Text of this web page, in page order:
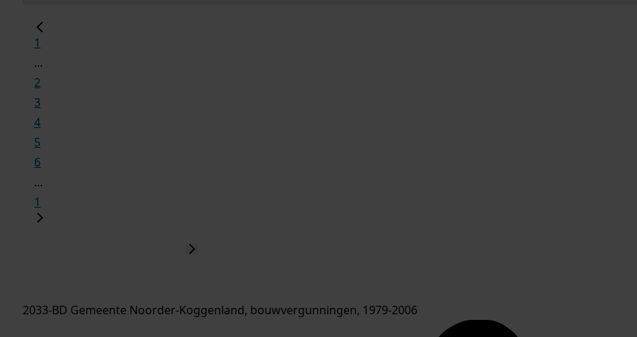
1
...
2
3
4
5
6
...
1
2033-BD Gemeente Noorder-Koggenland, bouwvergunningen, 1979-2006